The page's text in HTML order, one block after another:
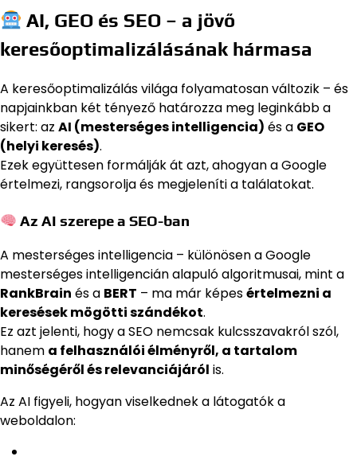
AI, GEO és SEO – a jövő
keresőoptimalizálásának hármasa
A keresőoptimalizálás világa folyamatosan változik – és
napjainkban két tényező határozza meg leginkább a
sikert: az AI (mesterséges intelligencia) és a GEO
(helyi keresés).
Ezek együttesen formálják át azt, ahogyan a Google
értelmezi, rangsorolja és megjeleníti a találatokat.
Az AI szerepe a SEO-ban
A mesterséges intelligencia – különösen a Google
mesterséges intelligencián alapuló algoritmusai, mint a
RankBrain és a BERT – ma már képesértelmezni a
keresések mögötti szándékot.
Ez azt jelenti, hogy a SEO nemcsak kulcsszavakról szól,
hanem a felhasználói élményről, a tartalom
minőségéről és relevanciájáról is.
Az AI figyeli, hogyan viselkednek a látogatók a
weboldalon: